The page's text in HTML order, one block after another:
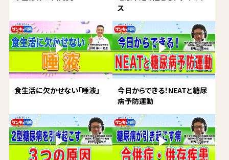
ス
食生活に欠かせない「唾液」
今日からできる！NEATと糖尿
病予防運動